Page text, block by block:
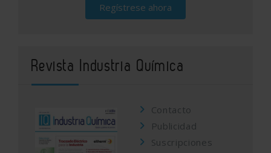
Regístrese ahora
Revista Industria Química
Contacto
Publicidad
Suscripciones